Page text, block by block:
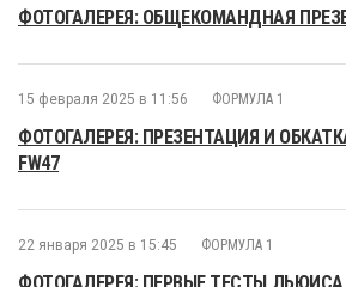
ФОТОГАЛЕРЕЯ: ОБЩЕКОМАНДНАЯ
15 февраля 2025 в 11:56 ФОРМУЛА 1
ФОТОГАЛЕРЕЯ: ПРЕЗЕНТАЦИЯ И
FW47
22 января 2025 в 15:45 ФОРМУЛА 1